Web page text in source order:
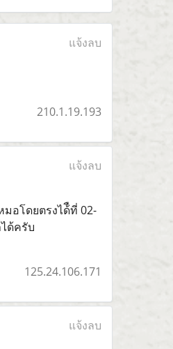
แจ้งลบ
210.1.19.193
แจ้งลบ
อโดยตรงได้ืที่ 02-
ด้ครับ
125.24.106.171
แจ้งลบ